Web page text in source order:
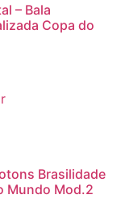
– Bala
Copa do
Brasilidade
Mundo Mod.2